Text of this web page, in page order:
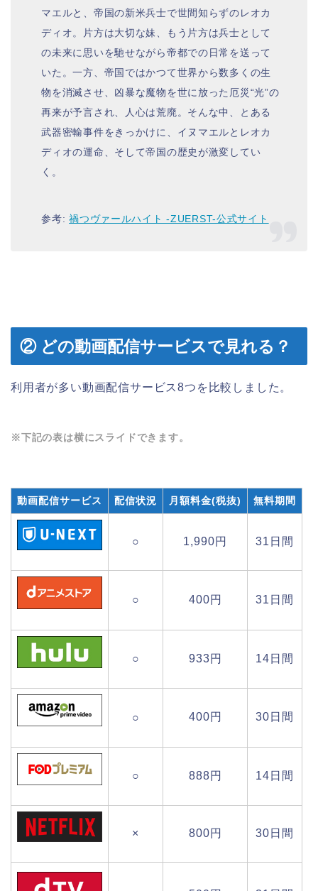
マエルと、帝国の新米兵士で世間知らずのレオカ
ディオ。片方は大切な妹、もう片方は兵士として
の未来に思いを馳せながら帝都での日常を送って
いた。一方、帝国ではかつて世界から数多くの生
物を消滅させ、凶暴な魔物を世に放った厄災“光”の
再来が予言され、人心は荒廃。そんな中、とある
武器密輸事件をきっかけに、イヌマエルとレオカ
ディオの運命、そして帝国の歴史が激変してい
く。
参考:禍つヴァールハイト -ZUERST-公式サイト
② どの動画配信サービスで見れる？
利用者が多い動画配信サービス8つを比較しました。
※下記の表は横にスライドできます。
動画配信サービス 配信状況 月額料金(税抜) 無料期間
○ 1,990円 31日間
○ 400円 31日間
○ 933円 14日間
○ 400円 30日間
○ 888円 14日間
× 800円 30日間